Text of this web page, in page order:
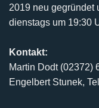
2019 neu gegründet
dienstags um 19:30
Kontakt:
Martin Dodt (02372)
Engelbert Stunek,